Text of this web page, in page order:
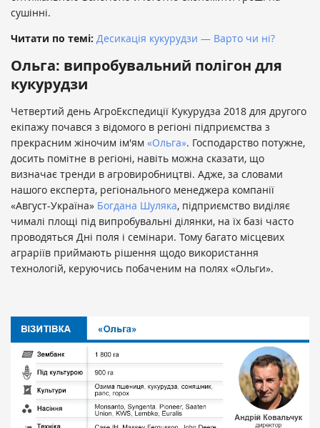
сушінні.
Читати по темі: Десикація кукурудзи — Варто чи ні?
Ольга: випробувальний полігон для
кукурудзи
Четвертий день АгроЕкспедиції Кукурудза 2018 для другого
екіпажу почався з відомого в регіоні підприємства з
прекрасним жіночим ім'ям «Ольга». Господарство потужне,
досить помітне в регіоні, навіть можна сказати, що
визначає тренди в агровиробництві. Адже, за словами
нашого експерта, регіонального менеджера компанії
«Август-Україна» Богдана Шуляка, підприємство виділяє
чималі площі під випробувальні ділянки, на їх базі часто
проводяться Дні поля і семінари. Тому багато місцевих
аграріїв приймають рішення щодо використання
технологій, керуючись побаченим на полях «Ольги».